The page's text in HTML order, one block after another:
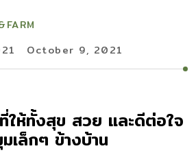
October 9, 2021
ให้ทั้งสุข สวย และดีต่อใจ
เล็กๆ ข้างบ้าน